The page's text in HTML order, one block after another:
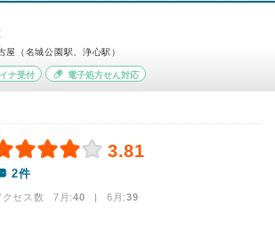
屋（名城公園駅、浄心駅）
ナ受付 電子処方せん対応
3.81
2件
クセス数 7月:40 | 6月:39